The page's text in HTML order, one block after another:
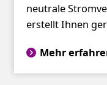
neutrale
erstellt Ihnen
Mehr